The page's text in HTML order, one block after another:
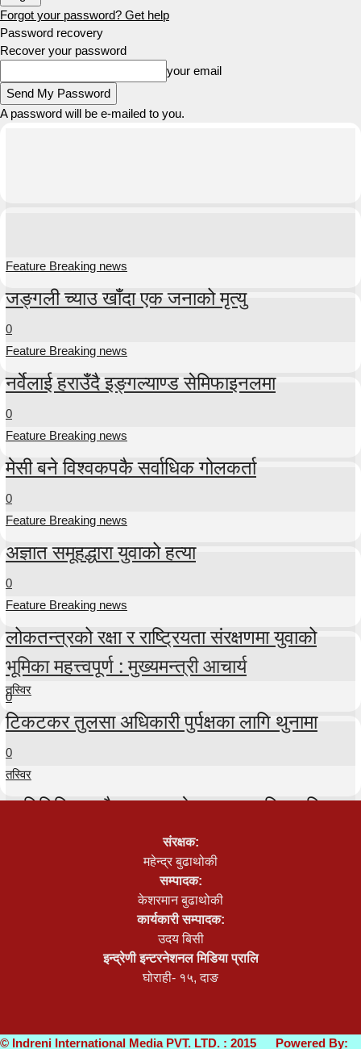
Forgot your password? Get help
Password recovery
Recover your password
your email
A password will be e-mailed to you.
Feature Breaking news
जङ्गली च्याउ खाँदा एक जनाको मृत्यु
0
Feature Breaking news
नर्वेलाई हराउँदै इङ्गल्याण्ड सेमिफाइनलमा
0
Feature Breaking news
मेसी बने विश्वकपकै सर्वाधिक गोलकर्ता
0
Feature Breaking news
अज्ञात समूहद्धारा युवाको हत्या
0
Feature Breaking news
लोकतन्त्रको रक्षा र राष्ट्रियता संरक्षणमा युवाको
भूमिका महत्त्वपूर्ण : मुख्यमन्त्री आचार्य
0
तस्विर
टिकटकर तुलसा अधिकारी पुर्पक्षका लागि थुनामा
0
तस्विर
प्रतिनिधिसभा बैठक २५ गते सम्मका लागि स्थगित
भूमि आयोग खारेज गरेर सरकारले बनायो ‘भूमि समस्या
संरक्षक:
महेन्द्र बुढाथोकी
सम्पादक:
केशरमान बुढाथोकी
कार्यकारी सम्पादक:
उदय बिसी
इन्द्रेणी इन्टरनेशनल मिडिया प्रालि
घोराही- १५, दाङ
© Indreni International Media PVT. LTD. : 2015 Powered By: